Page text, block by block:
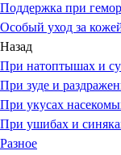
Поддержка при
Особый уход за
Назад
При натоптышах и
При зуде и
При укусах
При ушибах и
Разное